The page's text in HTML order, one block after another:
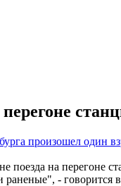
произошел один
поезда на перегоне
раненые", - говорится